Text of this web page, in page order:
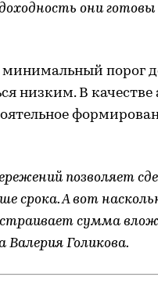
они
минимальный порог
низким. В качестве
позволяет
срока. А вот
сумма
Голикова.